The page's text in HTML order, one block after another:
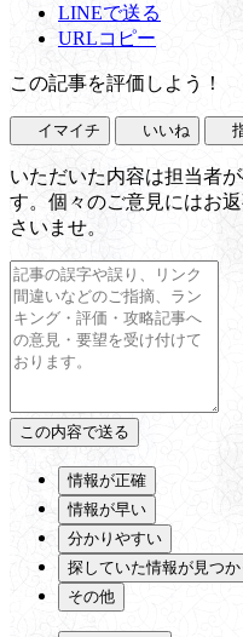
LINEで送る
URLコピー
この記事を評価しよう！
イマイチ いいね
いただいた内容は担当者
す。個々のご意見にはお
さいませ。
情報が正確
情報が早い
分かりやすい
探していた情報が見つか
その他